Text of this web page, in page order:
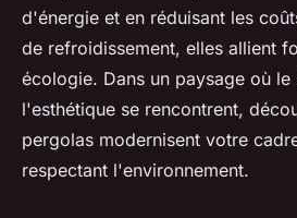
d'énergie et en réduisant les
de refroidissement, elles allient
écologie. Dans un paysage où
l'esthétique se rencontrent,
pergolas modernisent votre
respectant l'environnement.